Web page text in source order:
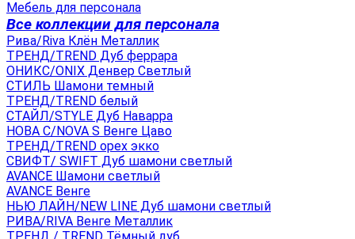
Мебель для персонала
Все коллекции для персонала
Рива/Riva Клён Металлик
ТРЕНД/TREND Дуб феррара
ОНИКС/ONIX Денвер Светлый
СТИЛЬ Шамони темный
ТРЕНД/TREND белый
СТАЙЛ/STYLE Дуб Наварра
НОВА С/NOVA S Венге Цаво
ТРЕНД/TREND орех экко
СВИФТ/ SWIFT Дуб шамони светлый
AVANCE Шамони светлый
AVANCE Венге
НЬЮ ЛАЙН/NEW LINE Дуб шамони светлый
РИВА/RIVA Венге Металлик